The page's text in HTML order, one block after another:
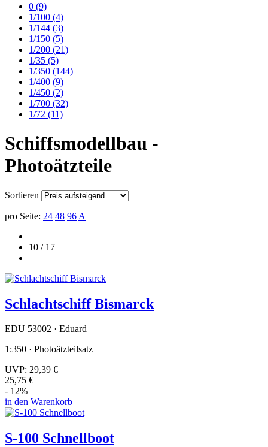
0 (9)
1/100 (4)
1/144 (3)
1/150 (5)
1/200 (21)
1/35 (5)
1/350 (144)
1/400 (9)
1/450 (2)
1/700 (32)
1/72 (11)
Schiffsmodellbau -
Photoätzteile
Sortieren
pro Seite: 24 48 96 A
10 / 17
Schlachtschiff Bismarck
EDU 53002 · Eduard
1:350 · Photoätzteilsatz
UVP: 29,39 €
25,75 €
- 12%
in den Warenkorb
S-100 Schnellboot